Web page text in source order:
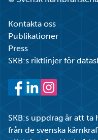
Kontakta oss
Publikationer
Press
SKB:s riktlinjer för
SKB:s uppdrag är att
från de svenska